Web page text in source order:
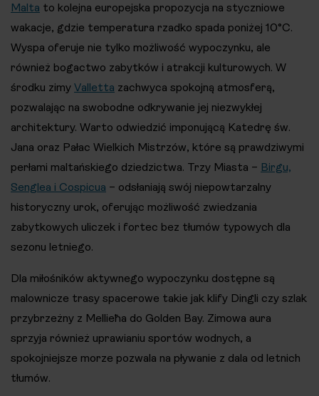
Malta to kolejna europejska propozycja na styczniowe
wakacje, gdzie temperatura rzadko spada poniżej 10°C.
Wyspa oferuje nie tylko możliwość wypoczynku, ale
również bogactwo zabytków i atrakcji kulturowych. W
środku zimy Valletta zachwyca spokojną atmosferą,
pozwalając na swobodne odkrywanie jej niezwykłej
architektury. Warto odwiedzić imponującą Katedrę św.
Jana oraz Pałac Wielkich Mistrzów, które są prawdziwymi
perłami maltańskiego dziedzictwa. Trzy Miasta – Birgu,
Senglea i Cospicua – odsłaniają swój niepowtarzalny
historyczny urok, oferując możliwość zwiedzania
zabytkowych uliczek i fortec bez tłumów typowych dla
sezonu letniego.
Dla miłośników aktywnego wypoczynku dostępne są
malownicze trasy spacerowe takie jak klify Dingli czy szlak
przybrzeżny z Mellieħa do Golden Bay. Zimowa aura
sprzyja również uprawianiu sportów wodnych, a
spokojniejsze morze pozwala na pływanie z dala od letnich
tłumów.